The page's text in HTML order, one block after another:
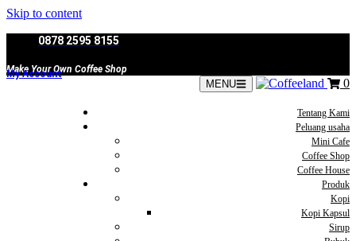
Skip to content
0878 2595 8155
Make Your Own Coffee Shop
My Account
MENU 0
Tentang Kami
Peluang usaha
Mini Cafe
Coffee Shop
Coffee House
Produk
Kopi
Kopi Kapsul
Sirup